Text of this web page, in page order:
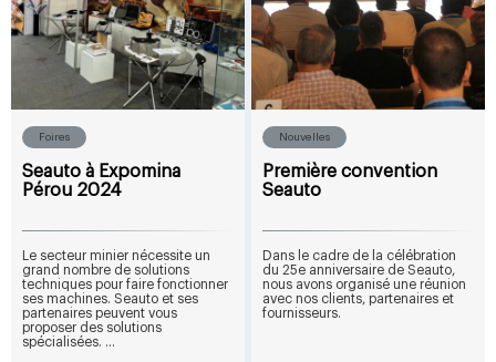
Foires
Seauto à Expomina
Pérou 2024
Le secteur minier nécessite un
grand nombre de solutions
techniques pour faire fonctionner
ses machines. Seauto et ses
partenaires peuvent vous
proposer des solutions
spécialisées. ...
Nouvelles
Première convention
Seauto
Dans le cadre de la célébration
du 25e anniversaire de Seauto,
nous avons organisé une réunion
avec nos clients, partenaires et
fournisseurs.